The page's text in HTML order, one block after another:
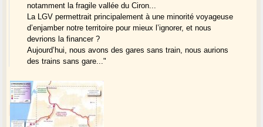
notamment la fragile vallée du Ciron...
La LGV permettrait principalement à une minorité voyageuse
d’enjamber notre territoire pour mieux l’ignorer, et nous
devrions la financer ?
Aujourd’hui, nous avons des gares sans train, nous aurions
des trains sans gare..."